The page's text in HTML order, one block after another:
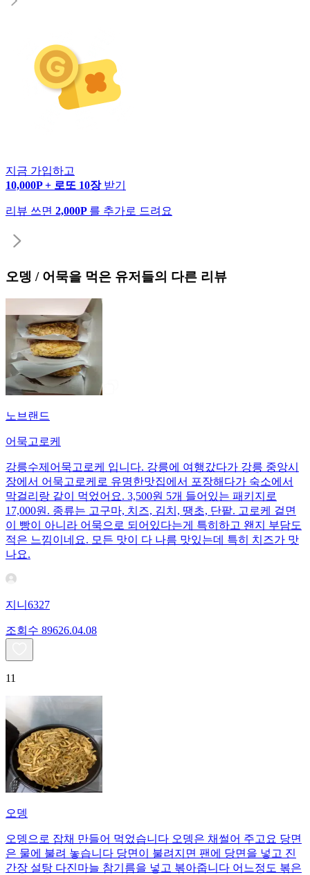
지금 가입하고
10,000P + 로또 10장 받기
리뷰 쓰면 2,000P 를 추가로 드려요
오뎅 / 어묵을 먹은 유저들의 다른 리뷰
노브랜드
어묵고로케
강릉수제어묵고로케 입니다. 강릉에 여행갔다가 강릉 중앙시
장에서 어묵고로케로 유명한맛집에서 포장해다가 숙소에서
막걸리랑 같이 먹었어요. 3,500원 5개 들어있는 패키지로
17,000원. 종류는 고구마, 치즈, 김치, 땡초, 단팥. 고로케 겉면
이 빵이 아니라 어묵으로 되어있다는게 특히하고 왠지 부담도
적은 느낌이네요. 모든 맛이 다 나름 맛있는데 특히 치즈가 맛
나요.
지니6327
조회수 89626.04.08
11
오뎅
오뎅으로 잡채 만들어 먹었습니다 오뎅은 채썰어 주고요 당면
은 물에 불려 놓습니다 당면이 불려지면 팬에 당면을 넣고 진
간장 설탕 다진마늘 참기름을 넣고 볶아줍니다 어느정도 볶은